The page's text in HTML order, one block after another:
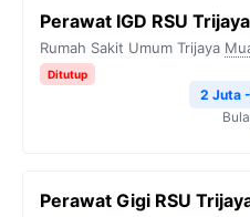
Perawat IGD RSU
Rumah Sakit Umum Trijaya
Ditutup
2 Juta
Perawat Gigi RSU